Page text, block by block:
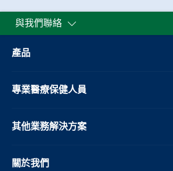
與我們聯絡
產品
專業醫療保健人員
其他業務解決方案​
關於我們